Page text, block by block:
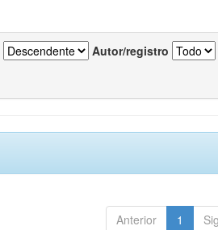
Autor/registro
Anterior 1